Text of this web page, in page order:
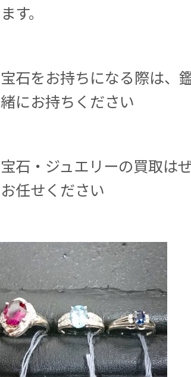
ます。
宝石をお持ちになる際は、
緒にお持ちください
宝石・ジュエリーの買取は
お任せください